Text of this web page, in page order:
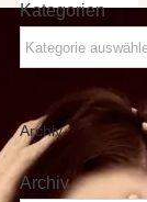
Kategorien
Archiv
Archiv